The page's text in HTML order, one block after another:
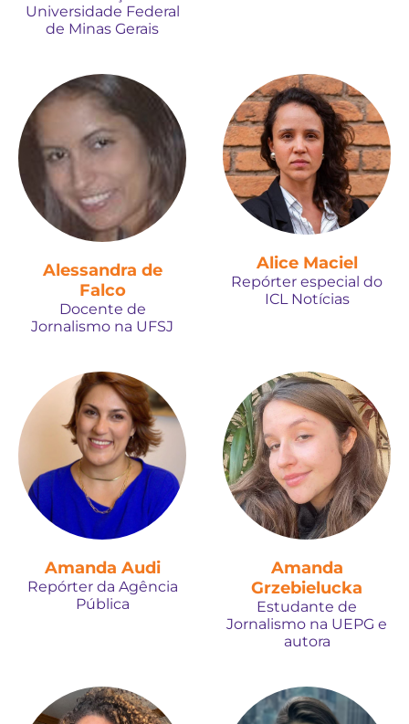
Universidade Federal
de Minas Gerais
Alessandra de
Falco
Docente de
Jornalismo na UFSJ
Alice Maciel
Repórter especial do
ICL Notícias
Amanda Audi
Repórter da Agência
Pública
Amanda
Grzebielucka
Estudante de
Jornalismo na UEPG e
autora